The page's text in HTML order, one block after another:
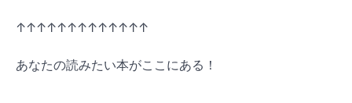
↑↑↑↑↑↑↑↑↑↑↑↑↑
あなたの読みたい本がここにある！